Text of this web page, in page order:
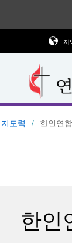
지
지도력 한인연
한인